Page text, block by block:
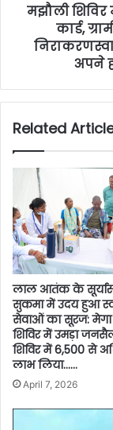
मझौली
कार्ड,
अपने
Related
लाल आतंक के
सुकमा में उदय हुआ
सेवाओं का सूरज: मेगा
शिविर में उमड़ा
शिविर में 6,500 से
लाभ लिया……
April 7, 2026